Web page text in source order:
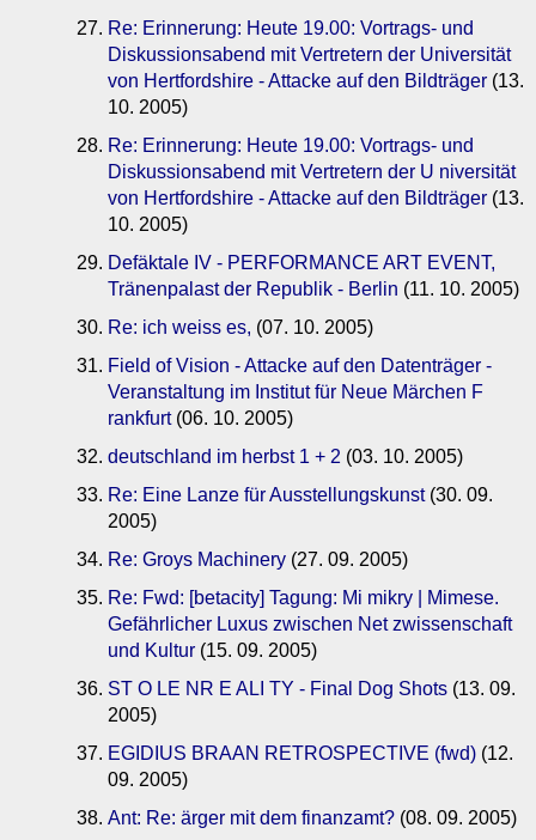
Re: Erinnerung: Heute 19.00: Vortrags- und
Diskussionsabend mit Vertretern der Universität
von Hertfordshire - Attacke auf den Bildträger (13.
10. 2005)
Re: Erinnerung: Heute 19.00: Vortrags- und
Diskussionsabend mit Vertretern der U niversität
von Hertfordshire - Attacke auf den Bildträger (13.
10. 2005)
Defäktale IV - PERFORMANCE ART EVENT,
Tränenpalast der Republik - Berlin (11. 10. 2005)
Re: ich weiss es, (07. 10. 2005)
Field of Vision - Attacke auf den Datenträger -
Veranstaltung im Institut für Neue Märchen F
rankfurt(06. 10. 2005)
deutschland im herbst 1 + 2 (03. 10. 2005)
Re: Eine Lanze für Ausstellungskunst(30. 09.
2005)
Re: Groys Machinery (27. 09. 2005)
Re: Fwd: [betacity] Tagung: Mi mikry | Mimese.
Gefährlicher Luxus zwischen Net zwissenschaft
und Kultur (15. 09. 2005)
ST O LE NR E ALI TY - Final Dog Shots (13. 09.
2005)
EGIDIUS BRAAN RETROSPECTIVE (fwd) (12.
09. 2005)
Ant: Re: ärger mit dem finanzamt? (08. 09. 2005)